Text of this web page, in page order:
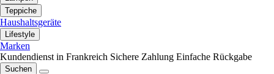
Teppiche
Haushaltsgeräte
Lifestyle
Marken
Kundendienst in Frankreich Sichere Zahlung Einfache Rückgabe
Suchen